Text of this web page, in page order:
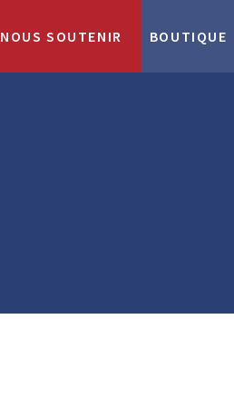
NOUS SOUTENIR BOUTIQUE